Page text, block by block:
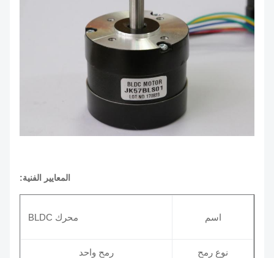
المعايير الفنية:
محرك BLDC
نوع رمح رمح واحد